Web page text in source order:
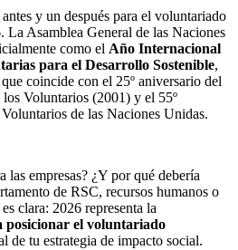
y un después para el voluntariado
. La Asamblea General de las Naciones
como el Año Internacional
para el Desarrollo Sostenible,
coincide con el 25º aniversario del
Voluntarios (2001) y el 55º
de las Naciones Unidas.
las empresas? ¿Y por qué debería
de RSC, recursos humanos o
clara: 2026 representa la
el voluntariado
de tu estrategia de impacto social.